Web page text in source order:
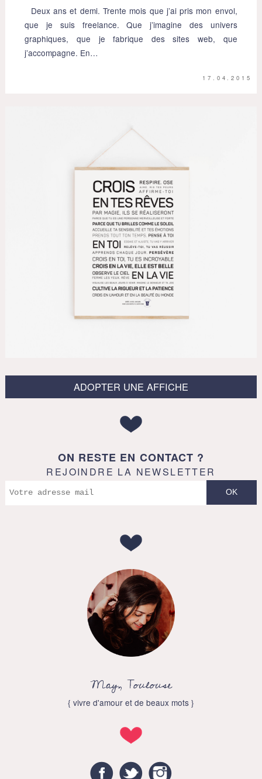
Deux ans et demi. Trente mois que j’ai pris mon envol,
que je suis freelance. Que j’imagine des univers
graphiques, que je fabrique des sites web, que
j’accompagne. En…
17.04.2015
ADOPTER UNE AFFICHE
ON RESTE EN CONTACT ?
REJOINDRE LA NEWSLETTER
May, Toulouse
{ vivre d'amour et de beaux mots }
FacebookTwitter